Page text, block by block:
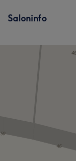
Saloninfo